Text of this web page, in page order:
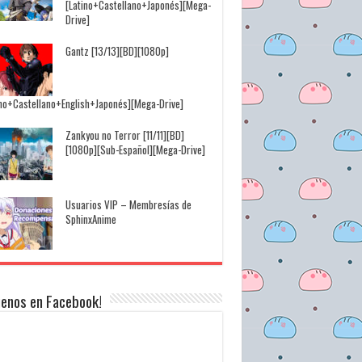
[Latino+Castellano+Japonés][Mega-
Drive]
Gantz [13/13][BD][1080p]
Drive]
Zankyou no Terror [11/11][BD]
[1080p][Sub-Español][Mega-Drive]
Usuarios VIP – Membresías de
SphinxAnime
en Facebook!